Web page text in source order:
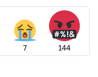
7 144